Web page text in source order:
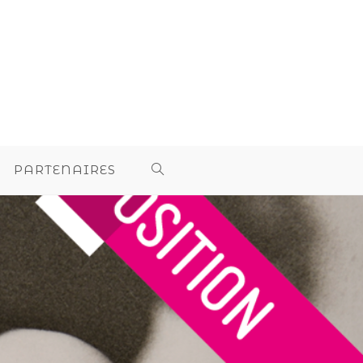
PARTENAIRES